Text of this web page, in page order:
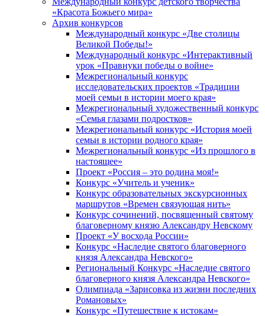
«Красота Божьего мира»
Архив конкурсов
Международный конкурс «Две столицы
Великой Победы!»
Международный конкурс «Интерактивный
урок «Правнуки победы о войне»
Межрегиональный конкурс
исследовательских проектов «Традиции
моей семьи в истории моего края»
Межрегиональный художественный конкурс
«Семья глазами подростков»
Межрегиональный конкурс «История моей
семьи в истории родного края»
Межрегиональный конкурс «Из прошлого в
настоящее»
Проект «Россия – это родина моя!»
Конкурс «Учитель и ученик»
Конкурс образовательных экскурсионных
маршрутов «Времен связующая нить»
Конкурс сочинений, посвященный святому
благоверному князю Александру Невскому
Проект «У восхода России»
Конкурс «Наследие святого благоверного
князя Александра Невского»
Региональный Конкурс «Наследие святого
благоверного князя Александра Невского»
Олимпиада «Зарисовка из жизни последних
Романовых»
Конкурс «Путешествие к истокам»